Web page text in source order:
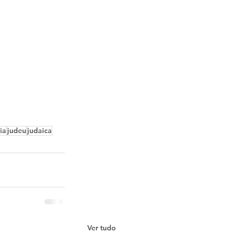
judeu judaica
Ver tudo